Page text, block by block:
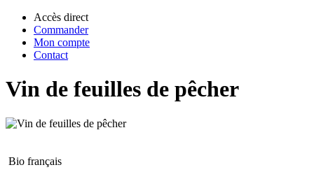
Accès direct
Commander
Mon compte
Contact
Vin de feuilles de pêcher
Bio français